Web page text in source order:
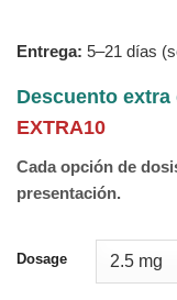
Entrega: 5–21 días
Descuento
EXTRA10
Cada opción de
presentación.
Dosage